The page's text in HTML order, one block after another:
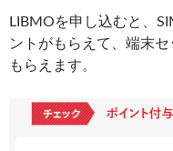
LIBMOを申し込むと、
ントがもらえて、端末
もらえます。